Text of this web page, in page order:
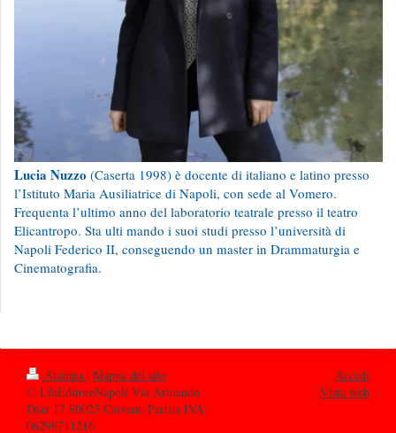
Lucia Nuzzo (Caserta 1998) è docente di italiano e latino presso
l’Istituto Maria Ausiliatrice di Napoli, con sede al Vomero.
Frequenta l’ultimo anno del laboratorio teatrale presso il teatro
Elicantropo. Sta ulti mando i suoi studi presso l’università di
Napoli Federico II, conseguendo un master in Drammaturgia e
Cinematografia.
Stampa | Mappa del sito
© LfaEditoreNapoli Via Armando
Diaz 17 80023 Caivano Partita IVA:
06298711216
Accedi
Vista web